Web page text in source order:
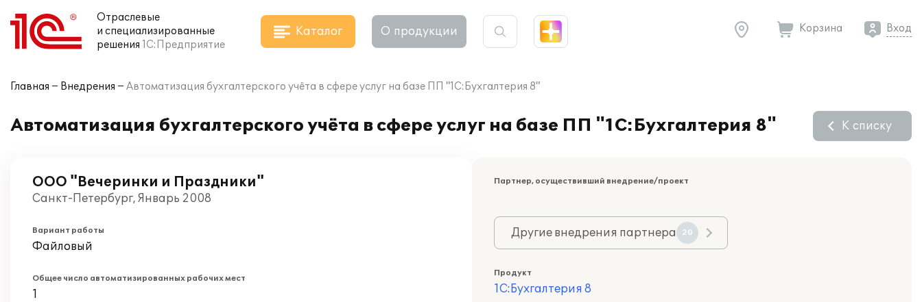
Отраслевые
и специализированные
решения 1С:Предприятие
Каталог О продукции Корзина Вход
Главная Внедрения Автоматизация бухгалтерского учёта в сфере услуг на базе ПП "1С:Бухгалтерия 8"
Автоматизация бухгалтерского учёта в сфере услуг на базе ПП "1С:Бухгалтерия 8" К списку
ООО "Вечеринки и Праздники"
Санкт-Петербург, Январь 2008
Вариант работы
Файловый
Общее число автоматизированных рабочих мест
1
Партнер, осуществивший внедрение/проект
Другие внедрения партнера 20
Продукт
1С:Бухгалтерия 8